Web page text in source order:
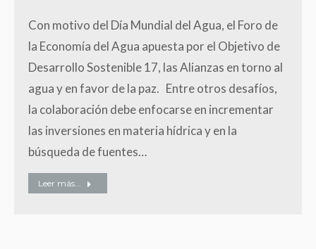
Con motivo del Día Mundial del Agua, el Foro de
la Economía del Agua apuesta por el Objetivo de
Desarrollo Sostenible 17, las Alianzas en torno al
agua y en favor de la paz. Entre otros desafíos,
la colaboración debe enfocarse en incrementar
las inversiones en materia hídrica y en la
búsqueda de fuentes…
Leer más...